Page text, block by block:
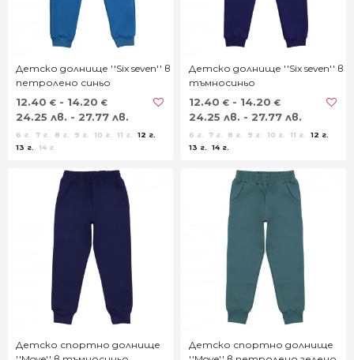
Детско долнище ''Six seven'' в
петролено синьо
12.40 € - 14.20 €
24.25 лв. - 27.77 лв.
6 г. 7 г. 8 г. 9 г. 10 г. 11 г.
12 г.
13 г.
14 г.
Детско долнище ''Six seven'' в
тъмносиньо
12.40 € - 14.20 €
24.25 лв. - 27.77 лв.
6 г. 7 г. 8 г. 9 г. 10 г. 11 г.
12 г.
13 г.
14 г.
Детско спортно долнище
Детско спортно долнище